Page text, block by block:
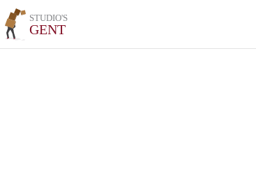
STUDIO'S
GENT